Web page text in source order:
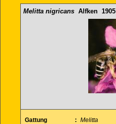
Melitta nigricansAlfken 1905
Gattung : Melitta